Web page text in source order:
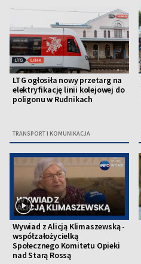
LTG ogłosiła nowy przetarg na
elektryfikację linii kolejowej do
poligonu w Rudnikach
TRANSPORT I KOMUNIKACJA
Wywiad z Alicją Klimaszewską -
współzałożycielką
Społecznego Komitetu Opieki
nad Starą Rossą